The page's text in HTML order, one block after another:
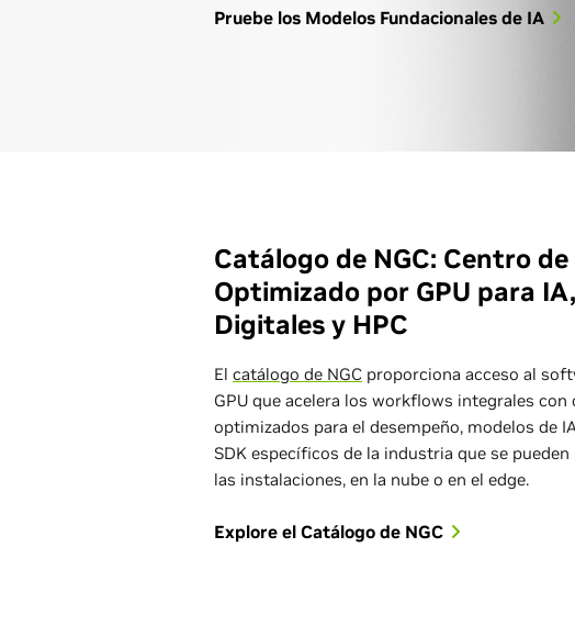
Pruebe los Modelos Fundacionales de IA
Catálogo de NGC: Centro
Optimizado por GPU para
Digitales y HPC
El catálogo de NGC proporciona acceso al
GPU que acelera los workflows integrales con
optimizados para el desempeño, modelos de
SDK específicos de la industria que se
las instalaciones, en la nube o en el edge.
Explore el Catálogo de NGC